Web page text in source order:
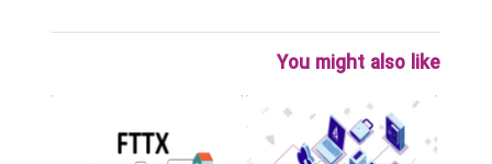
You might also like